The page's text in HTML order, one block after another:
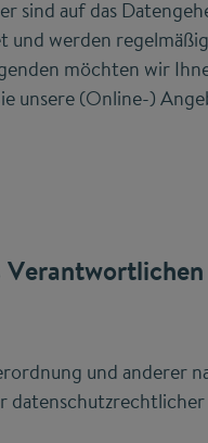
auf das
werden
möchten wir
unsere (Online-)
und anderer